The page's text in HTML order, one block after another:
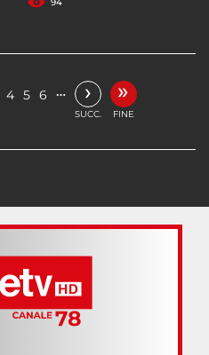
94
4 5 6 … ›
SUCC.
»
FINE